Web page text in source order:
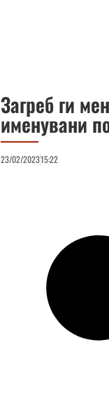
Загреб ги
именувани
23/02/202315:22